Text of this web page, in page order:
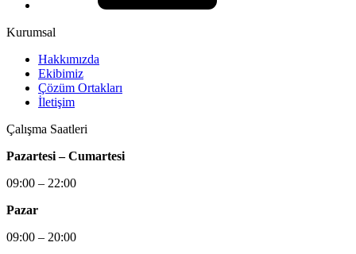
Kurumsal
Hakkımızda
Ekibimiz
Çözüm Ortakları
İletişim
Çalışma Saatleri
Pazartesi – Cumartesi
09:00 – 22:00
Pazar
09:00 – 20:00